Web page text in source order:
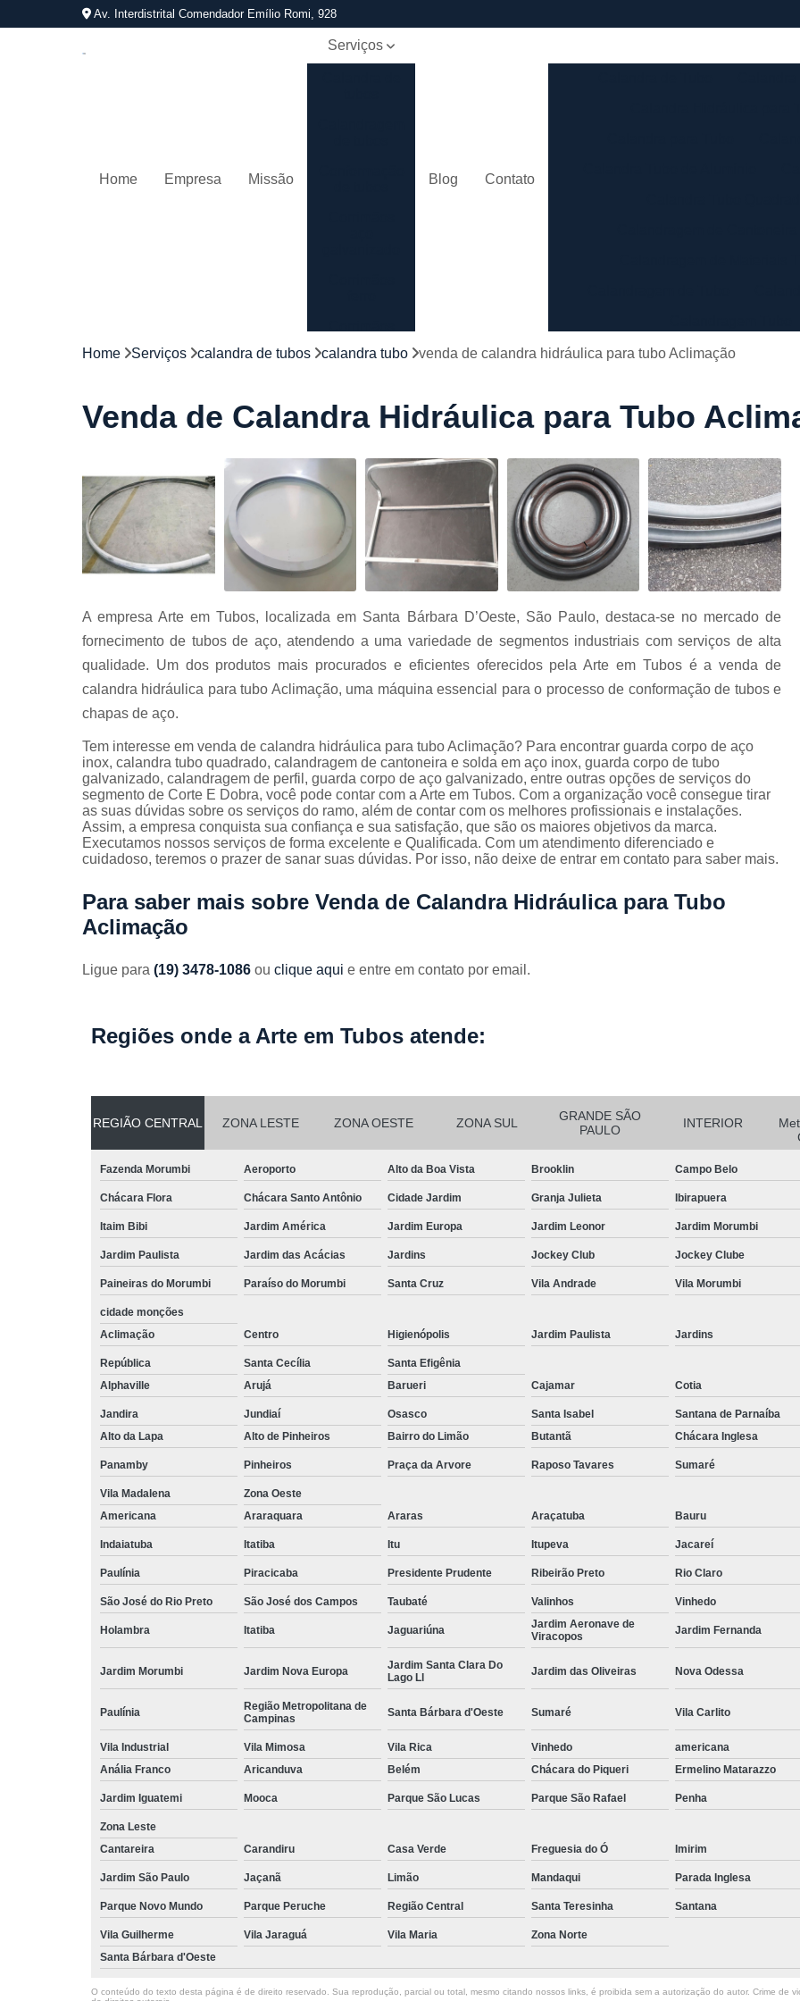
Av. Interdistrital Comendador Emílio Romi, 928
Home Empresa Missão
Serviços
Cortes a
Cortes de
chapa
Curvamento
de tubo
Dobra de
tubo
corte
Guarda
Guarda
corpos ferro
Guarda
corpos
galvanizados
Soldas em
aço
aço carbono
Blog Contato
Calandragem Tubo em
Conformação com Tubo Tipo
Conformação em
Conformação para
Conformação Tubo de Metal
Corrimão Aço Tipo
Corrimão de
Corrimão de Aço Galvanizado
Corrimão em
Corrimão em Tubo de Aço
Corrimão
Corrimão de Ferro
Corrimão Escada Interna Ferro
Corrimão Ferro de Escada
Corrimão Ferro para Escada
Corrimão Ferro Quadrado
Corrimão com Ferro Tipo
Corrimão de Inox
Corrimão Escada
Corrimão Inox de Escada
Corrimão Inox para Escada
Corrimão Inox Quadrado
Corte a Laser Chapa Aço
Corte a Laser em Chapa
Solda a Laser
Corte a Laser em Chapa de
Corte Chapa a Laser
Corte de Chapa a Laser
Corte
Curvamento de Tubos
Curvamento de Tubos a
Curvamento de Tubos de Aço
Curvamento de Tubos
Corte e Dobra Chapa
Corte e
Dobra Chapa de Alumínio
Dobra de Chapa de
Dobra de Chapa de Ferro
Dobradeira de Chapa
Dobra de
Dobra Tubo com Maçarico
Dobra Tubo Quadrado
Empresa de Corte a Laser Chapa
Home Serviços calandra de tubos calandra tubo venda de calandra hidráulica para tubo Aclimação
Venda de Calandra Hidráulica para Tubo
A empresa Arte em Tubos, localizada em Santa Bárbara D’Oeste, São Paulo, destaca-se no mercado de
fornecimento de tubos de aço, atendendo a uma variedade de segmentos industriais com serviços de alta
qualidade. Um dos produtos mais procurados e eficientes oferecidos pela Arte em Tubos é a venda de
calandra hidráulica para tubo Aclimação, uma máquina essencial para o processo de conformação de tubos e
chapas de aço.
Tem interesse em venda de calandra hidráulica para tubo Aclimação? Para encontrar guarda corpo de aço
inox, calandra tubo quadrado, calandragem de cantoneira e solda em aço inox, guarda corpo de tubo
galvanizado, calandragem de perfil, guarda corpo de aço galvanizado, entre outras opções de serviços do
segmento de Corte E Dobra, você pode contar com a Arte em Tubos. Com a organização você consegue tirar
as suas dúvidas sobre os serviços do ramo, além de contar com os melhores profissionais e instalações.
Assim, a empresa conquista sua confiança e sua satisfação, que são os maiores objetivos da marca.
Executamos nossos serviços de forma excelente e Qualificada. Com um atendimento diferenciado e
cuidadoso, teremos o prazer de sanar suas dúvidas. Por isso, não deixe de entrar em contato para saber mais.
Para saber mais sobre Venda de Calandra Hidráulica para Tubo
Aclimação
Ligue para (19) 3478-1086 ou clique aqui e entre em contato por email.
Regiões onde a Arte em Tubos atende:
REGIÃO CENTRAL ZONA LESTE ZONA OESTE ZONA SUL
GRANDE SÃO
PAULO
INTERIOR
Fazenda Morumbi Aeroporto Alto da Boa Vista Brooklin Campo Belo
Chácara Flora Chácara Santo Antônio Cidade Jardim Granja Julieta Ibirapuera
Itaim Bibi Jardim América Jardim Europa Jardim Leonor Jardim Morumbi
Jardim Paulista Jardim das Acácias Jardins Jockey Club Jockey Clube
Paineiras do Morumbi Paraíso do Morumbi Santa Cruz Vila Andrade Vila Morumbi
cidade monções
Aclimação
Centro Higienópolis Jardim Paulista Jardins
República Santa Cecília
Santa Efigênia
Alphaville
Arujá Barueri Cajamar Cotia
Jandira Jundiaí Osasco Santa Isabel Santana de Parnaíba
Alto da Lapa
Alto de Pinheiros Bairro do Limão Butantã Chácara Inglesa
Panamby Pinheiros Praça da Arvore Raposo Tavares Sumaré
Vila Madalena
Zona Oeste
Americana
Araraquara Araras Araçatuba Bauru
Indaiatuba Itatiba Itu Itupeva Jacareí
Paulínia Piracicaba Presidente Prudente Ribeirão Preto Rio Claro
São José do Rio Preto São José dos Campos Taubaté Valinhos Vinhedo
Holambra Itatiba Jaguariúna
Jardim Aeronave de
Viracopos
Jardim Fernanda
Jardim Morumbi Jardim Nova Europa
Jardim Santa Clara Do
Lago Ll
Jardim das Oliveiras Nova Odessa
Paulínia
Região Metropolitana de
Campinas
Santa Bárbara d'Oeste Sumaré Vila Carlito
Vila Industrial Vila Mimosa Vila Rica Vinhedo
americana
Anália Franco
Aricanduva Belém Chácara do Piqueri Ermelino Matarazzo
Jardim Iguatemi Mooca Parque São Lucas Parque São Rafael Penha
Zona Leste
Cantareira
Carandiru Casa Verde Freguesia do Ó Imirim
Jardim São Paulo Jaçanã Limão Mandaqui Parada Inglesa
Parque Novo Mundo Parque Peruche Região Central Santa Teresinha Santana
Vila Guilherme Vila Jaraguá Vila Maria
Zona Norte
Santa Bárbara d'Oeste
O conteúdo do texto desta página é de direito reservado. Sua reprodução, parcial ou total, mesmo citando nossos links, é proibida sem a autorização do autor. Crime de